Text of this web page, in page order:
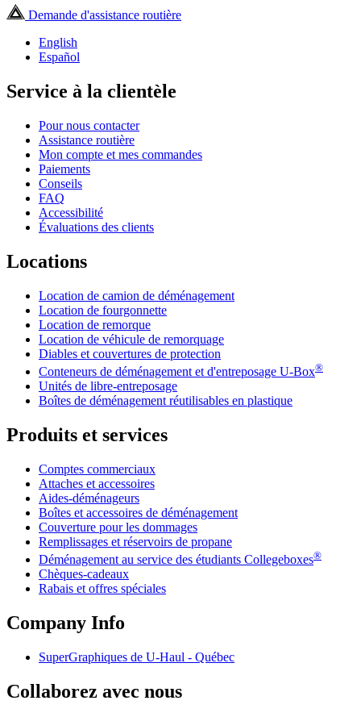
Demande d'assistance routière
English
Español
Service à la clientèle
Pour nous contacter
Assistance routière
Mon compte et mes commandes
Paiements
Conseils
FAQ
Accessibilité
Évaluations des clients
Locations
Location de camion de déménagement
Location de fourgonnette
Location de remorque
Location de véhicule de remorquage
Diables et couvertures de protection
Conteneurs de déménagement et d'entreposage U-Box®
Unités de libre-entreposage
Boîtes de déménagement réutilisables en plastique
Produits et services
Comptes commerciaux
Attaches et accessoires
Aides-déménageurs
Boîtes et accessoires de déménagement
Couverture pour les dommages
Remplissages et réservoirs de propane
Déménagement au service des étudiants Collegeboxes®
Chèques-cadeaux
Rabais et offres spéciales
Company Info
SuperGraphiques de U-Haul - Québec
Collaborez avec nous